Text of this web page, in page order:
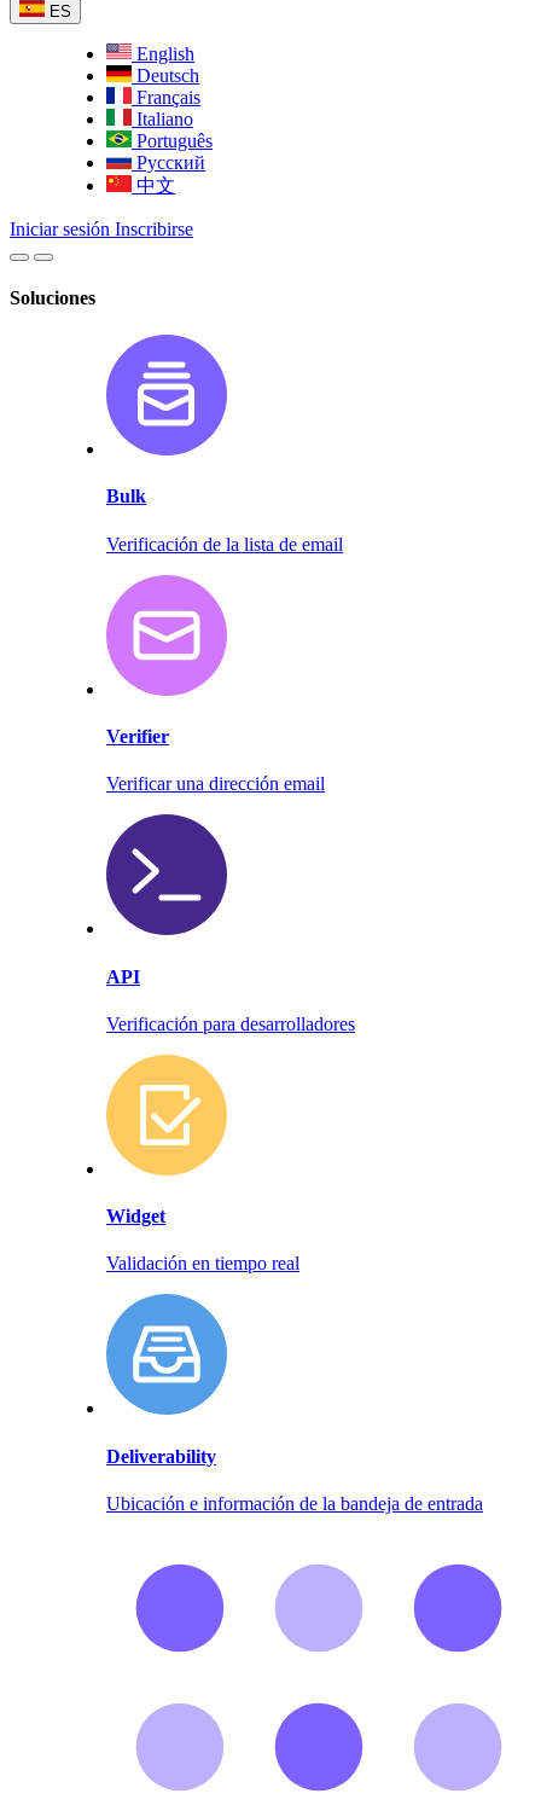
ES
English
Deutsch
Français
Italiano
Português
Русский
中文
Iniciar sesión Inscribirse
Soluciones
Bulk
Verificación de la lista de email
Verifier
Verificar una dirección email
API
Verificación para desarrolladores
Widget
Validación en tiempo real
Deliverability
Ubicación e información de la bandeja de entrada